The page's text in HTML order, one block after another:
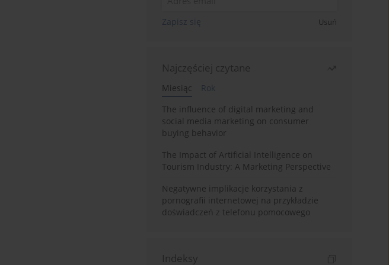
Zapisz się Usuń
Najczęściej czytane
Miesiąc
Rok
The influence of digital marketing and
social media marketing on consumer
buying behavior
The Impact of Artificial Intelligence on
Tourism Industry: A Marketing Perspective
Negatywne implikacje korzystania z
pornografii internetowej na przykładzie
doświadczeń z telefonu pomocowego
Indeksy